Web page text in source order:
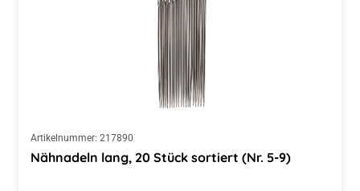
Artikelnummer: 217890
Nähnadeln lang, 20 Stück sortiert (Nr. 5-9)